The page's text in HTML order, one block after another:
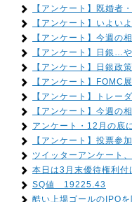
【アンケート】既婚者
【アンケート】いよい
【アンケート】今週の
【アンケート】日銀…
【アンケート】日銀政
【アンケート】FOMC
【アンケート】トレー
【アンケート】今週の
アンケート・12月の底
【アンケート】投票参
ツイッターアンケート
本日は3月末優待権利付
SQ値 19225.43
酷い上場ゴールのIPOを